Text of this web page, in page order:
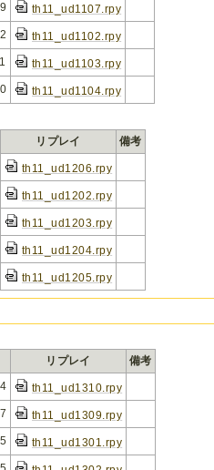
th11_ud1107.rpy
th11_ud1102.rpy
th11_ud1103.rpy
th11_ud1104.rpy
リプレイ
備考
th11_ud1206.rpy
th11_ud1202.rpy
th11_ud1203.rpy
th11_ud1204.rpy
th11_ud1205.rpy
リプレイ
備考
th11_ud1310.rpy
th11_ud1309.rpy
th11_ud1301.rpy